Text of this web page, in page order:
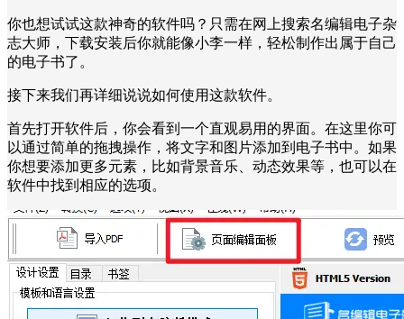
你也想试试这款神奇的软件吗？只需在网上搜索名编辑电子杂
志大师，下载安装后你就能像小李一样，轻松制作出属于自己
的电子书了。
接下来我们再详细说说如何使用这款软件。
首先打开软件后，你会看到一个直观易用的界面。在这里你可
以通过简单的拖拽操作，将文字和图片添加到电子书中。如果
你想要添加更多元素，比如背景音乐、动态效果等，也可以在
软件中找到相应的选项。